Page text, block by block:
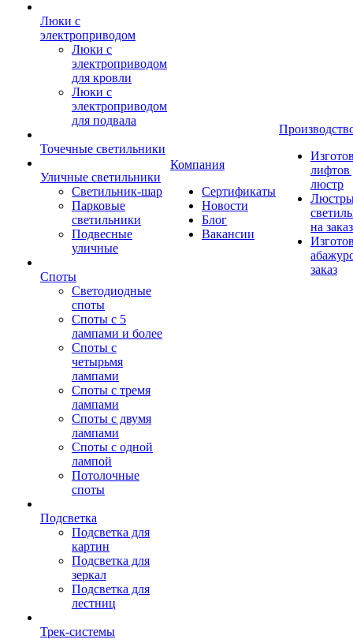
Люки с
электроприводом
Люки с
электроприводом
для кровли
Люки с
электроприводом
для подвала
Точечные светильники
Уличные светильники
Светильник-шар
Парковые
светильники
Подвесные
уличные
Споты
Светодиодные
споты
Споты с 5
лампами и более
Споты с
четырьмя
лампами
Споты с тремя
лампами
Споты с двумя
лампами
Споты с одной
лампой
Потолочные
споты
Подсветка
Подсветка для
картин
Подсветка для
зеркал
Подсветка для
лестниц
Трек-системы
Компания
Сертификаты
Новости
Блог
Вакансии
лифтов
люстр
на заказ
заказ